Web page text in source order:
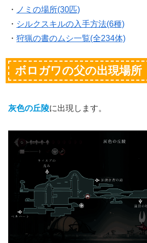
・ ノミの場所(30匹)
・ シルクスキルの入手方法(6種)
・ 狩猟の書のムシ一覧(全234体)
ボロガワの父の出現場所
灰色の丘陵に出現します。